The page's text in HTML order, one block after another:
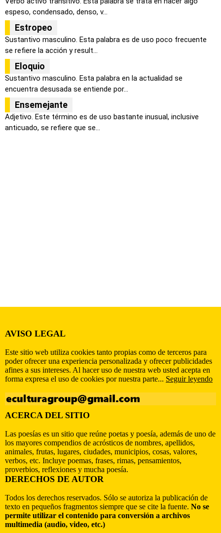
espeso, condensado, denso, v...
Estropeo
Sustantivo masculino. Esta palabra es de uso poco frecuente
se refiere la acción y result...
Eloquio
Sustantivo masculino. Esta palabra en la actualidad se
encuentra desusada se entiende por...
Ensemejante
Adjetivo. Este término es de uso bastante inusual, inclusive
anticuado, se refiere que se...
AVISO LEGAL
Este sitio web utiliza cookies tanto propias como de terceros para
poder ofrecer una experiencia personalizada y ofrecer publicidades
afines a sus intereses. Al hacer uso de nuestra web usted acepta en
forma expresa el uso de cookies por nuestra parte... Seguir leyendo
ACERCA DEL SITIO
Las poesías es un sitio que reúne poetas y poesía, además de uno de
los mayores compendios de acrósticos de nombres, apellidos,
animales, frutas, lugares, ciudades, municipios, cosas, valores,
verbos, etc. Incluye poemas, frases, rimas, pensamientos,
proverbios, reflexiones y mucha poesía.
DERECHOS DE AUTOR
Todos los derechos reservados. Sólo se autoriza la publicación de
texto en pequeños fragmentos siempre que se cite la fuente. No se
permite utilizar el contenido para conversión a archivos
multimedia (audio, video, etc.)